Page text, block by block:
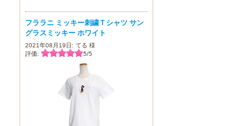
フララニ ミッキー刺繍Ｔシャツ サン
グラスミッキー ホワイト
2021年08月19日: てる 様
評価:
5/5